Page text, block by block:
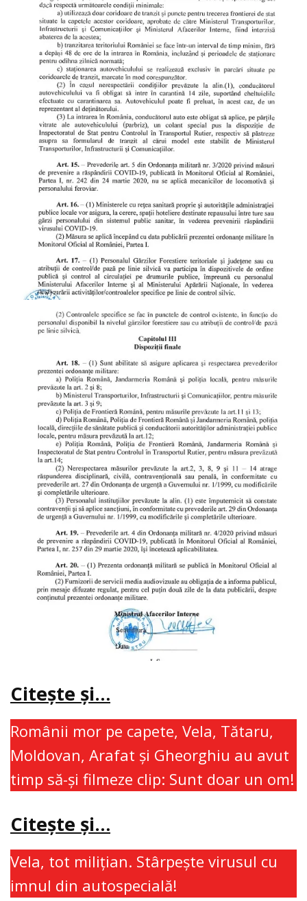
Citeşte şi…
Românii mor pe capete, Vela, Tătaru,
Moldovan, Arafat şi Gheorghiu au avut
timp să-şi filmeze clip: Sunt doar un om!
Citeşte şi…
Vela, tot miliţian. Stârpeşte virusul cu
imnul din autospecială!